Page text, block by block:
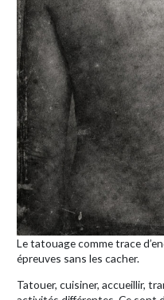
Le tatouage comme trace
épreuves sans les cacher.
Tatouer, cuisiner, accueillir,